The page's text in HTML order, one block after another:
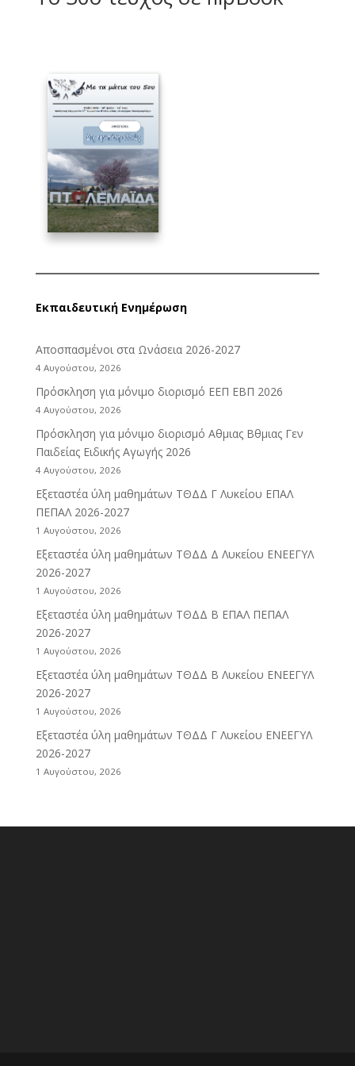
Εκπαιδευτική Ενημέρωση
Αποσπασμένοι στα Ωνάσεια 2026-2027
4 Αυγούστου, 2026
Πρόσκληση για μόνιμο διορισμό ΕΕΠ ΕΒΠ 2026
4 Αυγούστου, 2026
Πρόσκληση για μόνιμο διορισμό Αθμιας Βθμιας Γεν
Παιδείας Ειδικής Αγωγής 2026
4 Αυγούστου, 2026
Εξεταστέα ύλη μαθημάτων ΤΘΔΔ Γ Λυκείου ΕΠΑΛ
ΠΕΠΑΛ 2026-2027
1 Αυγούστου, 2026
Εξεταστέα ύλη μαθημάτων ΤΘΔΔ Δ Λυκείου ΕΝΕΕΓΥΛ
2026-2027
1 Αυγούστου, 2026
Εξεταστέα ύλη μαθημάτων ΤΘΔΔ Β ΕΠΑΛ ΠΕΠΑΛ
2026-2027
1 Αυγούστου, 2026
Εξεταστέα ύλη μαθημάτων ΤΘΔΔ B Λυκείου ΕΝΕΕΓΥΛ
2026-2027
1 Αυγούστου, 2026
Εξεταστέα ύλη μαθημάτων ΤΘΔΔ Γ Λυκείου ΕΝΕΕΓΥΛ
2026-2027
1 Αυγούστου, 2026